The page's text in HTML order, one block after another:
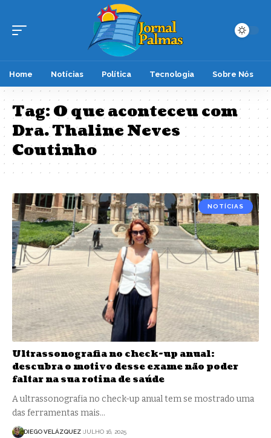
Home Notícias Política Tecnologia Sobre Nós
Tag:O que aconteceu com
Dra. Thaline Neves
Coutinho
NOTÍCIAS
Ultrassonografia no check-up anual:
descubra o motivo desse exame não poder
faltar na sua rotina de saúde
A ultrassonografia no check-up anual tem se mostrado uma
das ferramentas mais…
DIEGO VELÁZQUEZ JULHO 16, 2025